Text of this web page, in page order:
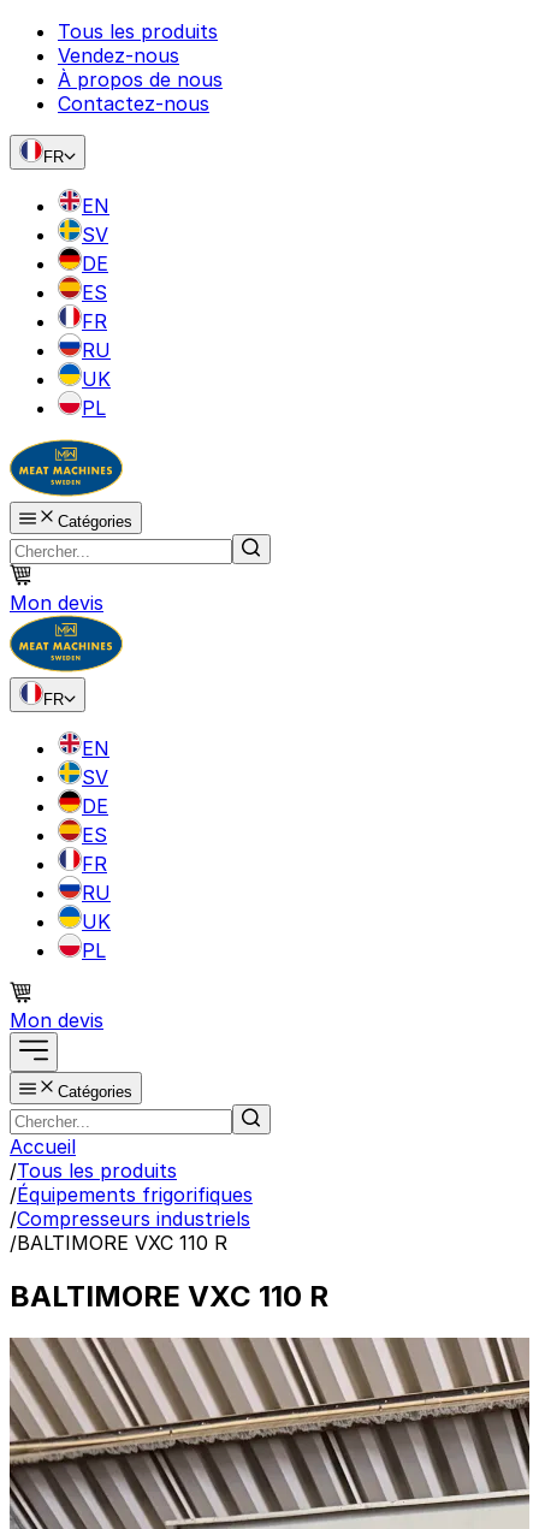
Tous les produits
Vendez-nous
À propos de nous
Contactez-nous
FR
EN
SV
DE
ES
FR
RU
UK
PL
Catégories
Mon devis
FR
EN
SV
DE
ES
FR
RU
UK
PL
Mon devis
Catégories
Accueil
/Tous les produits
/Équipements frigorifiques
/Compresseurs industriels
/BALTIMORE VXC 110 R
BALTIMORE VXC 110 R